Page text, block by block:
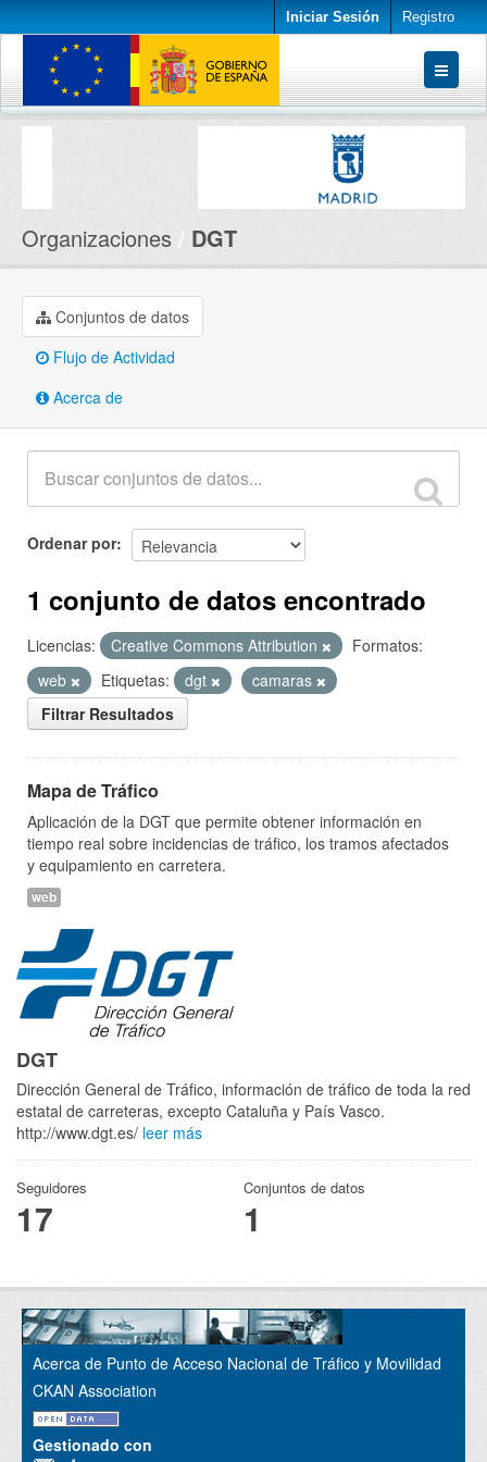
Iniciar Sesión Registro
Conjuntos de datos
Organizaciones DGT
Conjuntos de datos
Flujo de Actividad
Acerca de
Ordenar por
1 conjunto de datos encontrado
Licencias: Creative Commons Attribution
Formatos:
web
Etiquetas: dgt
camaras
Filtrar Resultados
Mapa de Tráfico
Aplicación de la DGT que permite obtener información en
tiempo real sobre incidencias de tráfico, los tramos afectados
y equipamiento en carretera.
web
DGT
Dirección General de Tráfico, información de tráfico de toda la red
estatal de carreteras, excepto Cataluña y País Vasco.
http://www.dgt.es/ leer más
Seguidores
17
Conjuntos de datos
1
Acerca de Punto de Acceso Nacional de Tráfico y Movilidad
CKAN Association
Gestionado con